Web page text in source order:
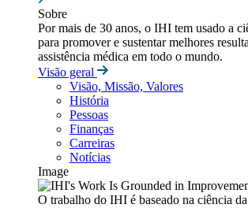
Sobre
Por mais de 30 anos, o IHI tem usado a
para promover e sustentar melhores
assistência médica em todo o mundo.
Visão geral
Visão, Missão, Valores
História
Pessoas
Finanças
Carreiras
Notícias
Image
O trabalho do IHI é baseado na ciência